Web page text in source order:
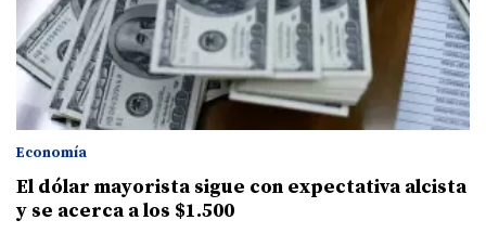
Economía
El dólar mayorista sigue con expectativa alcista
y se acerca a los $1.500